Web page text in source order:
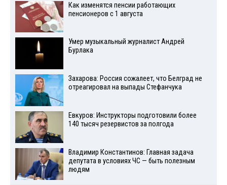
Как изменятся пенсии работающих
пенсионеров с 1 августа
Умер музыкальный журналист Андрей
Бурлака
Захарова: Россия сожалеет, что Белград не
отреагировал на выпады Стефанчука
Евкуров: Инструкторы подготовили более
140 тысяч резервистов за полгода
Владимир Константинов: Главная задача
депутата в условиях ЧС — быть полезным
людям